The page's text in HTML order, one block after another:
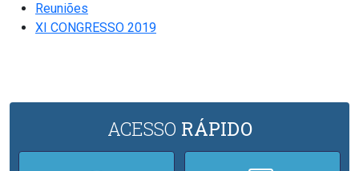
Reuniões
XI CONGRESSO 2019
ACESSO RÁPIDO